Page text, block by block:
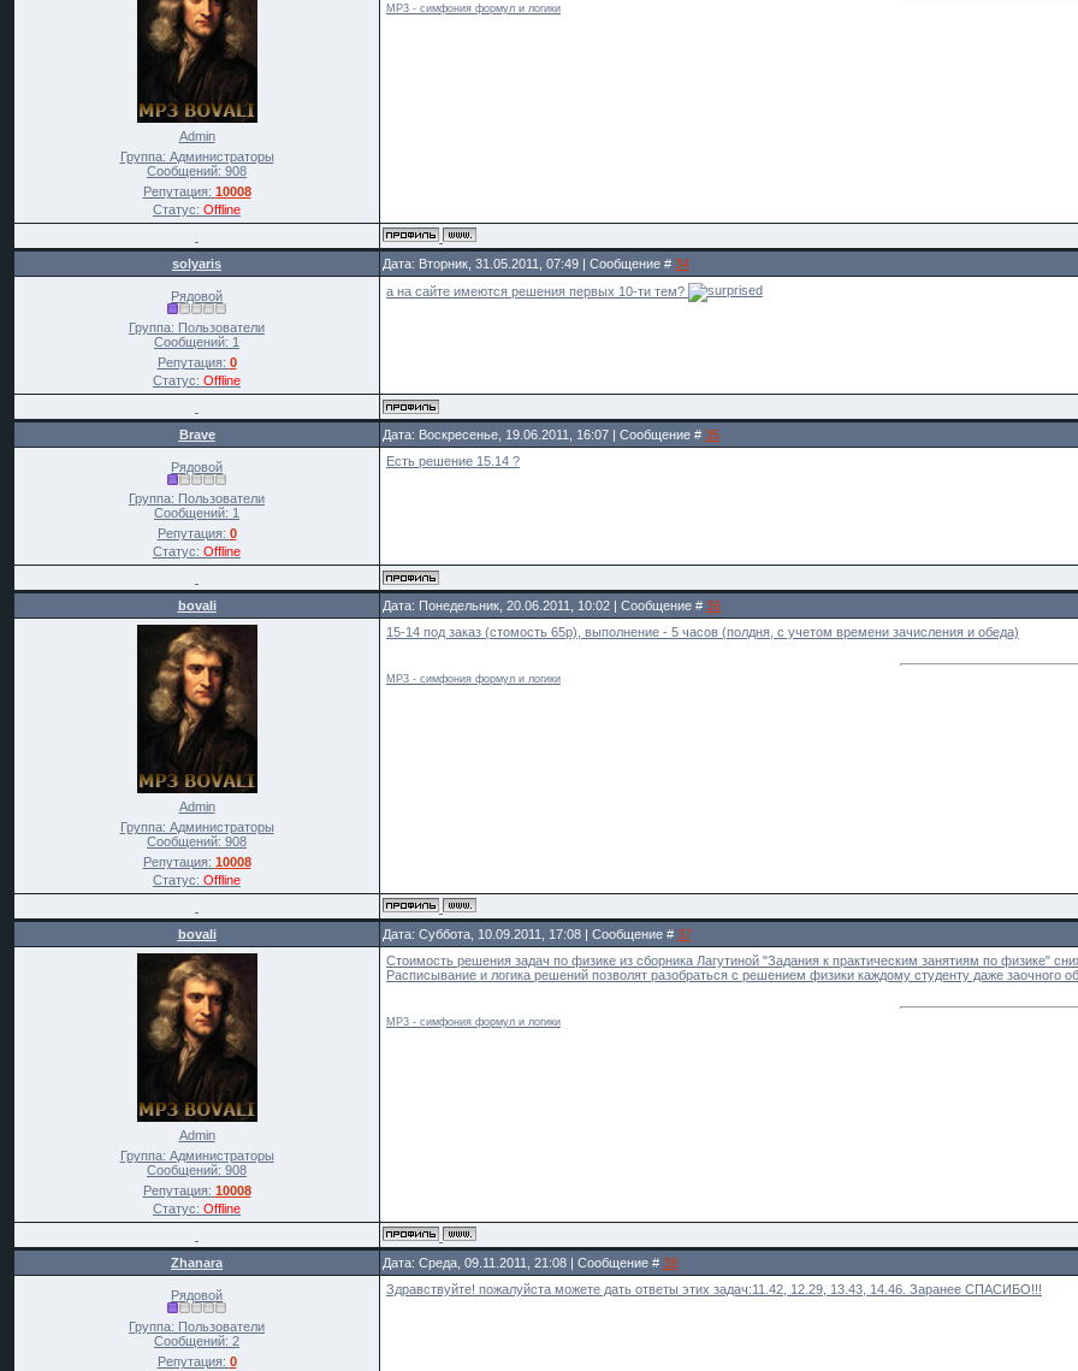
Admin
Группа: Администраторы
Сообщений: 908
Репутация: 10008
Статус: Offline
MP3 - симфония формул и логики
solyaris Дата: Вторник, 31.05.2011, 07:49 | Сообщение # 34
Рядовой
Группа: Пользователи
Сообщений: 1
Репутация: 0
Статус: Offline
а на сайте имеются решения первых 10-ти тем?
Brave Дата: Воскресенье, 19.06.2011, 16:07 | Сообщение # 35
Рядовой
Группа: Пользователи
Сообщений: 1
Репутация: 0
Статус: Offline
Есть решение 15.14 ?
bovali Дата: Понедельник, 20.06.2011, 10:02 | Сообщение # 36
Admin
Группа: Администраторы
Сообщений: 908
Репутация: 10008
Статус: Offline
15-14 под заказ (стомость 65р), выполнение - 5 часов (полдня, с учетом времени зачисления и обеда)
MP3 - симфония формул и логики
bovali Дата: Суббота, 10.09.2011, 17:08 | Сообщение # 37
Admin
Группа: Администраторы
Сообщений: 908
Репутация: 10008
Статус: Offline
Стоимость решения задач по физике из сборника Лагутиной "Задания к практическим занятиям по физике"
Расписывание и логика решений позволят разобраться с решением физики каждому студенту даже заочного
MP3 - симфония формул и логики
Zhanara Дата: Среда, 09.11.2011, 21:08 | Сообщение # 38
Рядовой
Группа: Пользователи
Сообщений: 2
Репутация: 0
Здравствуйте! пожалуйста можете дать ответы этих задач:11.42, 12.29, 13.43, 14.46. Заранее СПАСИБО!!!